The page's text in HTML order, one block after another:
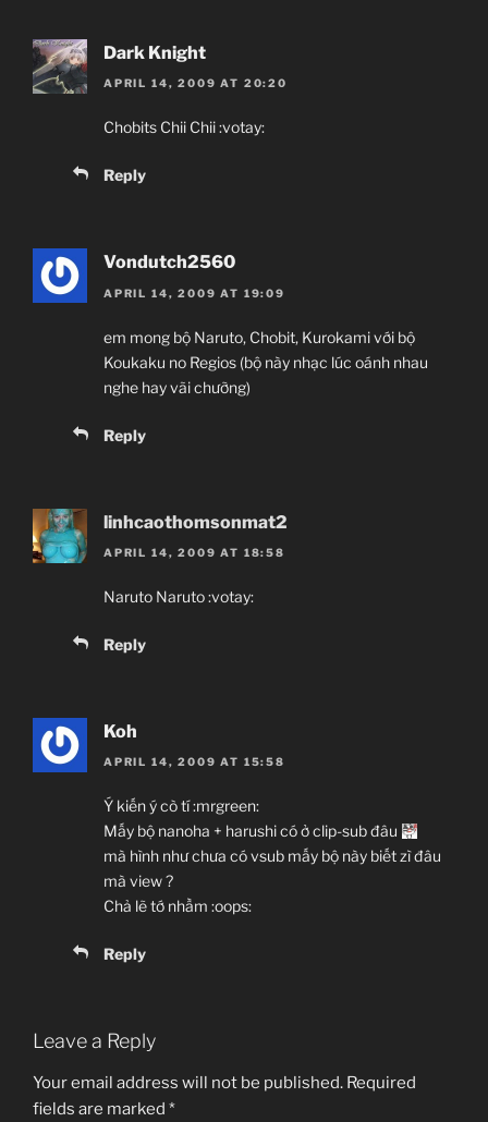
Dark Knight
APRIL 14, 2009 AT 20:20
Chobits Chii Chii :votay:
Reply
Vondutch2560
APRIL 14, 2009 AT 19:09
em mong bộ Naruto, Chobit, Kurokami với bộ
Koukaku no Regios (bộ này nhạc lúc oánh nhau
nghe hay vãi chưỡng)
Reply
linhcaothomsonmat2
APRIL 14, 2009 AT 18:58
Naruto Naruto :votay:
Reply
Koh
APRIL 14, 2009 AT 15:58
Ý kiến ý cò tí :mrgreen:
Mấy bộ nanoha + harushi có ở clip-sub đâu
mà hình như chưa có vsub mấy bộ này biết zì đâu
mà view ?
Chả lẽ tớ nhầm :oops:
Reply
Leave a Reply
Your email address will not be published. Required
fields are marked *